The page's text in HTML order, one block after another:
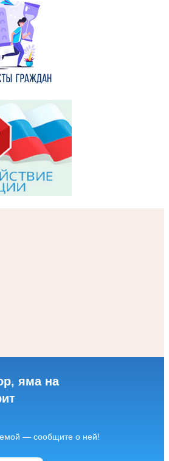
яма на
— сообщите о ней!